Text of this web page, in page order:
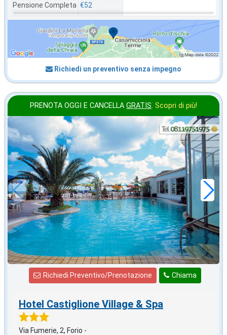
Pensione Completa €52
Richiedi un preventivo senza impegno
PRENOTA OGGI E CANCELLA GRATIS. Scopri di più!
ottobre
in offerta da
€28,43
a notte
Chiama
Richiedi Preventivo/Prenotazione
Hotel Castiglione Village & Spa
Via Fumerie, 2, Forio -